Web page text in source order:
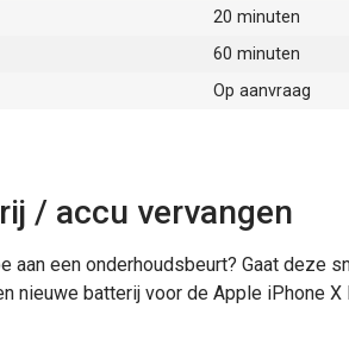
20 minuten
60 minuten
Op aanvraag
/ accu vervangen
aan een onderhoudsbeurt? Gaat deze
nieuwe batterij voor de Apple iPhone